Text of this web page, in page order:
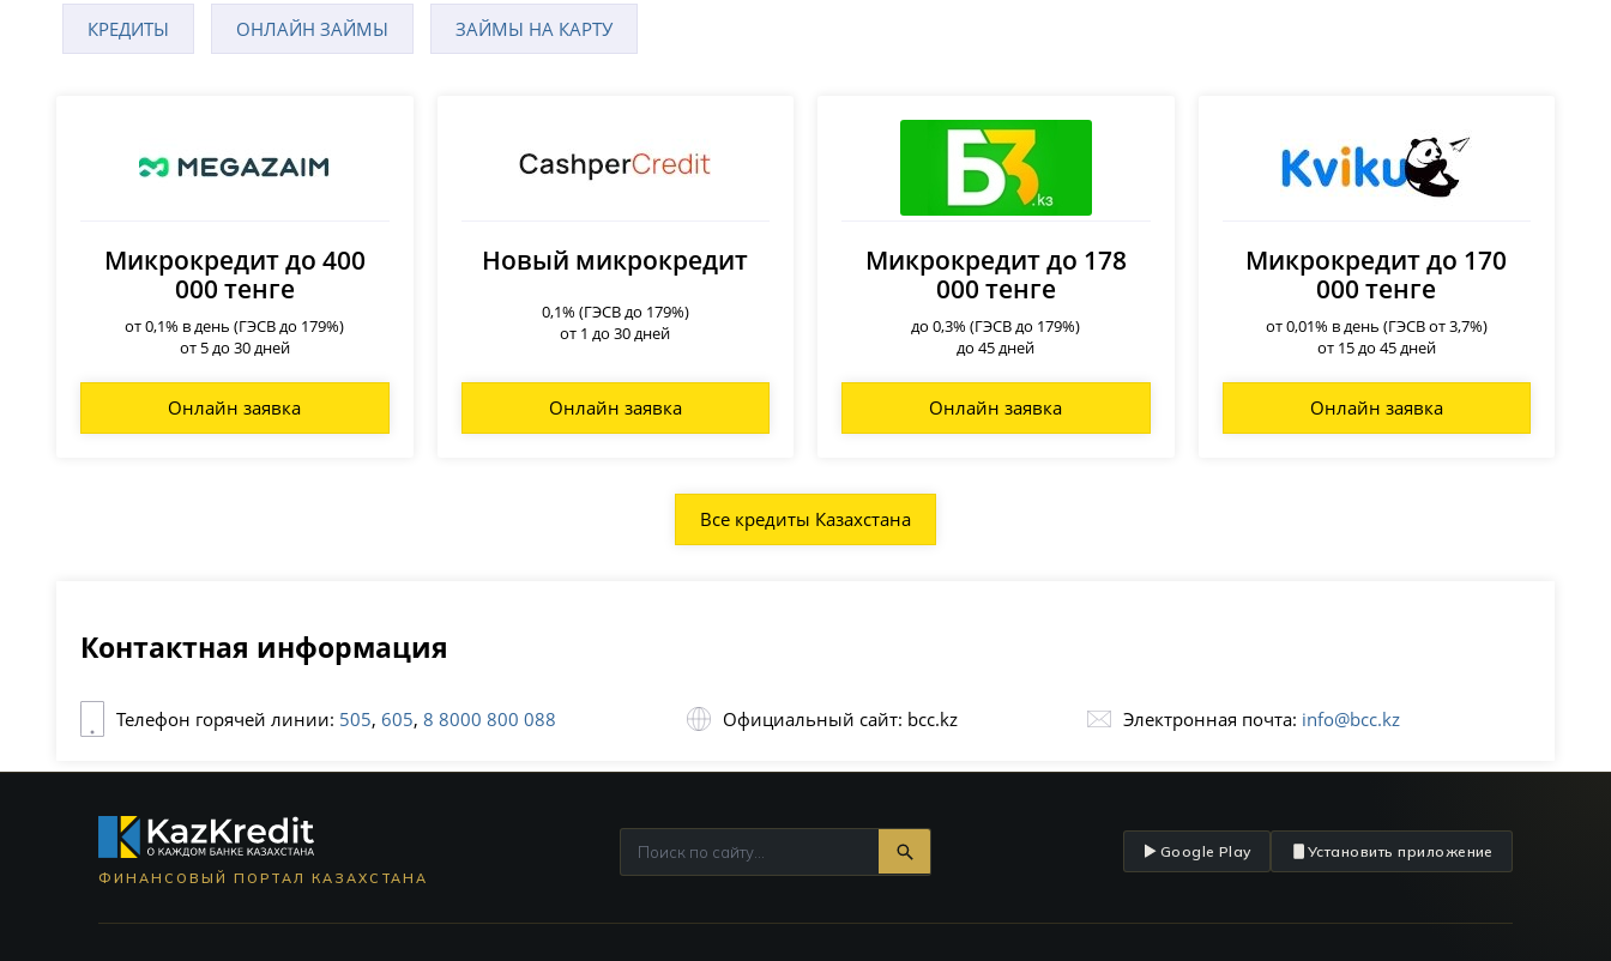
КРЕДИТЫ ОНЛАЙН ЗАЙМЫ ЗАЙМЫ НА КАРТУ
Микрокредит до 400
000 тенге
от 0,1% в день (ГЭСВ до 179%)
от 5 до 30 дней
Онлайн заявка
Новый микрокредит
0,1% (ГЭСВ до 179%)
от 1 до 30 дней
Онлайн заявка
Микрокредит до 178
000 тенге
до 0,3% (ГЭСВ до 179%)
до 45 дней
Онлайн заявка
Микрокредит до 170
000 тенге
от 0,01% в день (ГЭСВ от 3,7%)
от 15 до 45 дней
Онлайн заявка
Все кредиты Казахстана
Контактная информация
Телефон горячей линии: 505, 605, 8 8000 800 088 Официальный сайт: bcc.kz Электронная почта: info@bcc.kz
ФИНАНСОВЫЙ ПОРТАЛ КАЗАХСТАНА
Google Play Установить приложение